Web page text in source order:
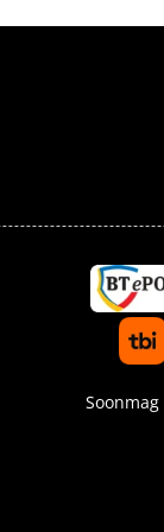
Soonmag